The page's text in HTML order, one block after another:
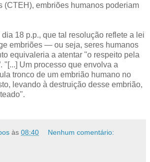
(CTEH), embriões humanos poderiam
18 p.p., que tal resolução reflete a lei
embriões — ou seja, seres humanos
equivaleria a atentar "o respeito pela
"[...] Um processo que envolva a
tronco de um embrião humano no
levando à destruição desse embrião,
às 08:40 Nenhum comentário: